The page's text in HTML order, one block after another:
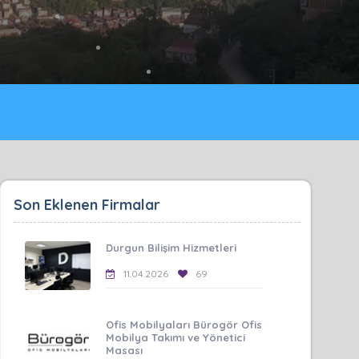
Son Eklenen Firmalar
Durgun Bilişim Hizmetleri
11.04.2026 69
Ofis Mobilyaları Bürogör Ofis
Mobilya Takımı ve Yönetici
Masası